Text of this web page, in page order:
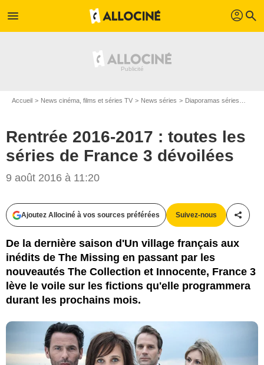
menu profil search
Accueil News cinéma, films et séries TV News séries Diaporamas séries
Rentrée 2016-2017 : toutes les
séries de France 3 dévoilées
9 août 2016 à 11:20
Ajoutez Allociné à vos sources préférées Suivez-nous
De la dernière saison d'Un village français aux
inédits de The Missing en passant par les
nouveautés The Collection et Innocente, France 3
lève le voile sur les fictions qu'elle programmera
durant les prochains mois.